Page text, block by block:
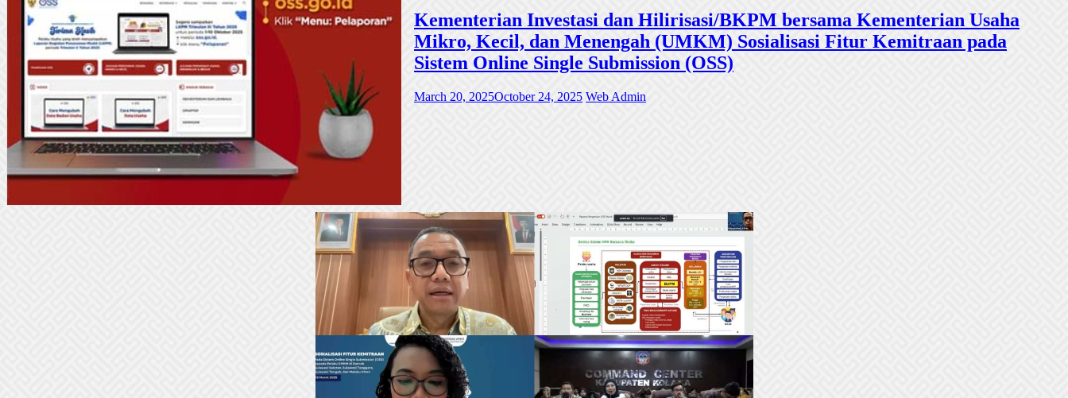
Kementerian Investasi dan Hilirisasi/BKPM bersama Kementerian Usaha
Mikro, Kecil, dan Menengah (UMKM) Sosialisasi Fitur Kemitraan pada
Sistem Online Single Submission (OSS)
March 20, 2025October 24, 2025 Web Admin